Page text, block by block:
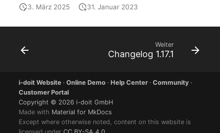
Logische Geräte (Client)
Server)
Mobilfunk
3. März 2025 31. Januar 2023
Weiter
Changelog 1.17.1
i-doit Website ·Online Demo · Help Center ·Community ·
Customer Portal
Copyright © 2026 i-doit GmbH
Made with Material for MkDocs
Except where otherwise noted, content on this website is